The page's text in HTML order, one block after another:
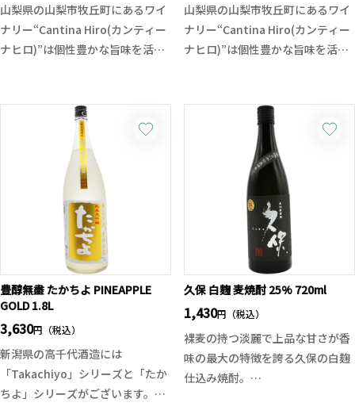
山梨県の山梨市牧丘町にあるワイ
ナリー“Cantina Hiro(カンティー
ナヒロ)”は個性豊かな旨味を活か
による醸造で他にはない国産ブド
ウ本来の味わいが楽しめる唯一無
二の国産ワインです。
フェリチッシモシリーズは飲んで
幸せを感じて欲しい、忘れられな
いワインになってほしい。イタリ
ア語で「最高に幸せ」という意味
を込めて名付けられました。マロ
ラクティック発酵を行いオーク樽
でゆっくりと熟成。熟成中は細目
にバトナージュを施しオリの旨味
をワインに溶け込ませた。ベーリ
ーＡ84%、巨峰16％の割合でブレ
ンド。
山梨県の山梨市牧丘町にあるワイ
ナリー“Cantina Hiro(カンティー
ナヒロ)”は個性豊かな旨味を活か
による醸造で他にはない国産ブド
ウ本来の味わいが楽しめる唯一無
二の国産ワインです。
フェリチッシモシリーズは飲んで
幸せを感じて欲しい、忘れられな
いワインになってほしい。イタリ
ア語で「最高に幸せ」という意味
を込めて名付けられました。濃縮
した果汁の上澄みを低温発酵。発
酵後に樽熟成甲州にシャルドネ原
高め複雑味を引き出しています。
溌溂としたレモンやグレープフル
豊醇無盡 たかちよ PINEAPPLE
GOLD 1.8L
3,630円（税込）
新潟県の高千代酒造には
「Takachiyo」シリーズと「たか
ちよ」シリーズがございます。
久保 白麹 麦焼酎 25% 720ml
1,430円（税込）
裸麦の持つ淡麗で上品な甘さが香
味の最大の特徴を誇る久保の白麹
仕込み焼酎。